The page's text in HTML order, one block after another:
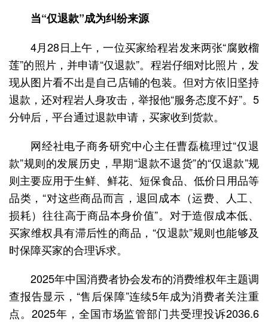
当“仅退款”成为纠纷来源
4月28日上午，一位买家给程岩发来两张“腐败榴
莲”的照片，并申请“仅退款”。程岩仔细对比照片，发
现从图片看不出是自己店铺的包装。但对方依旧坚持
退款，还对程岩人身攻击，举报他“服务态度不好”。5
分钟后，平台通过退款申请，买家收到货款。
网经社电子商务研究中心主任曹磊梳理过“仅退
款”规则的发展历史，早期“退款不退货”的“仅退款”规
则主要应用于生鲜、鲜花、短保食品、低价日用品等
品类，“对这些商品而言，退回成本（运费、人工、
损耗）往往高于商品本身价值”。对于造假成本低、
买家维权具有滞后性的商品，“仅退款”规则也能够及
时保障买家的合理诉求。
2025年中国消费者协会发布的消费维权年主题调
查报告显示，“售后保障”连续5年成为消费者关注重
点。2025年，全国市场监管部门共受理投诉2036.6